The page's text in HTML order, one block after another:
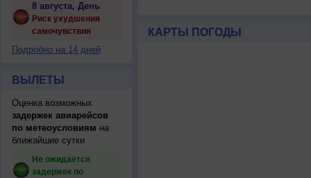
8 августа, День
Риск ухудшения
самочувствия
Подробно на 14 дней
ВЫЛЕТЫ
Оценка возможных
задержек авиарейсов
по метеоусловиям на
ближайшие сутки
Не ожидается
задержек по
КАРТЫ ПОГОДЫ